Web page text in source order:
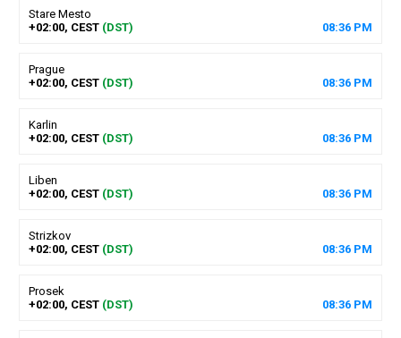
Stare Mesto
+02:00, CEST (DST) 08:36 PM
Prague
+02:00, CEST (DST) 08:36 PM
Karlin
+02:00, CEST (DST) 08:36 PM
Liben
+02:00, CEST (DST) 08:36 PM
Strizkov
+02:00, CEST (DST) 08:36 PM
Prosek
+02:00, CEST (DST) 08:36 PM